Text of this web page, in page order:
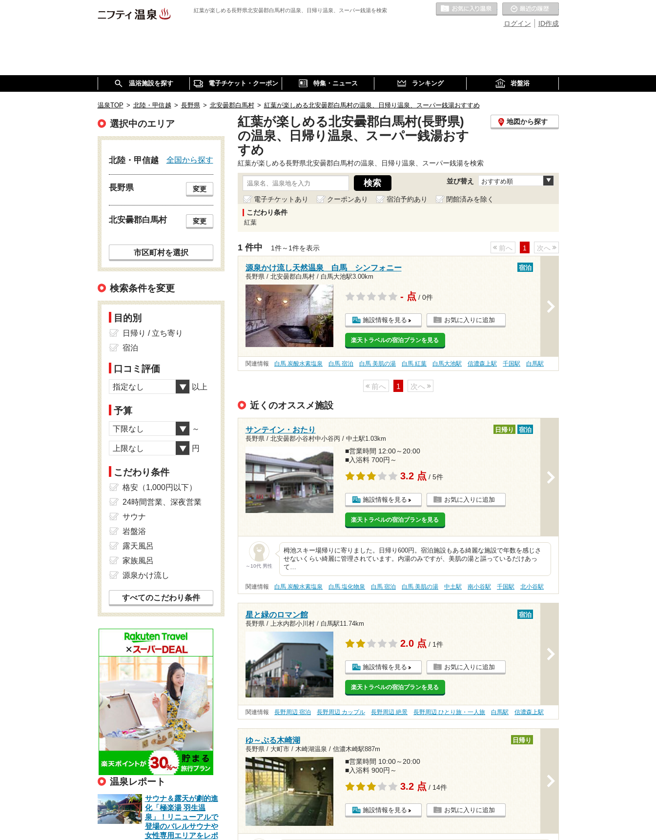
紅葉が楽しめる長野県北安曇郡白馬村の温泉、日帰り温泉、スーパー銭湯を検索
ID作成
ログイン
お気に入りの温泉
温浴施設を探す 電子チケット・クーポン 特集・ニュース ランキング 岩盤浴
温泉TOP > 北陸・甲信越 > 長野県 > 北安曇郡白馬村 > 紅葉が楽しめる北安曇郡白馬村の温泉、日帰り温泉、スーパー銭湯おすすめ
紅葉が楽しめる北安曇郡白馬村(長野県)
の温泉、日帰り温泉、スーパー銭湯おす
すめ
地図から探す
紅葉が楽しめる長野県北安曇郡白馬村の温泉、日帰り温泉、スーパー銭湯を検索
並び替え おすすめ順
電子チケットあり クーポンあり 宿泊予約あり
閉館済みを除く
こだわり条件
紅葉
1 件中 1件～1件を表示 前へ 1 次へ
源泉かけ流し天然温泉 白馬 シンフォニー
長野県 / 北安曇郡白馬村 / 白馬大池駅3.00km
宿泊
- 点 / 0件
施設情報を見る お気に入りに追加
楽天トラベルの宿泊プランを見る
関連情報 白馬 炭酸水素塩泉 白馬 宿泊 白馬 美肌の湯 白馬 紅葉 白馬大池駅 信濃森上駅 千国駅 白馬駅
前へ 1 次へ
近くのオススメ施設
サンテイン・おたり
長野県 / 北安曇郡小谷村中小谷丙 / 中土駅1.03km
日帰り 宿泊
■営業時間 12:00～20:00
■入浴料 700円～
3.2 点 / 5件
施設情報を見る お気に入りに追加
楽天トラベルの宿泊プランを見る
～10代 男性
栂池スキー場帰りに寄りました。日帰り600円。宿泊施設もある綺麗な施設で年数を感じさ
せないくらい綺麗に管理されています。内湯のみですが、美肌の湯と謳っているだけあっ
て…
関連情報 白馬 炭酸水素塩泉 白馬 塩化物泉 白馬 宿泊 白馬 美肌の湯 中土駅 南小谷駅 千国駅 北小谷駅
星と緑のロマン館
長野県 / 上水内郡小川村 / 白馬駅11.74km
宿泊
2.0 点 / 1件
施設情報を見る お気に入りに追加
楽天トラベルの宿泊プランを見る
関連情報 長野周辺 宿泊 長野周辺 カップル 長野周辺 絶景 長野周辺 ひとり旅・一人旅 白馬駅 信濃森上駅
ゆ～ぷる木崎湖
長野県 / 大町市 / 木崎湖温泉 / 信濃木崎駅887m
日帰り
■営業時間 10:00～20:00
■入浴料 900円～
3.2 点 / 14件
施設情報を見る お気に入りに追加
選択中のエリア
北陸・甲信越 全国から探す
長野県 変更
北安曇郡白馬村 変更
市区町村を選択
検索条件を変更
目的別
日帰り / 立ち寄り
宿泊
口コミ評価
指定なし 以上
予算
下限なし ～
上限なし 円
こだわり条件
格安（1,000円以下）
24時間営業、深夜営業
サウナ
岩盤浴
露天風呂
家族風呂
源泉かけ流し
すべてのこだわり条件
温泉レポート
サウナ＆露天が劇的進
化「極楽湯 羽生温
泉」！リニューアルで
登場のバレルサウナや
女性専用エリアをレポ